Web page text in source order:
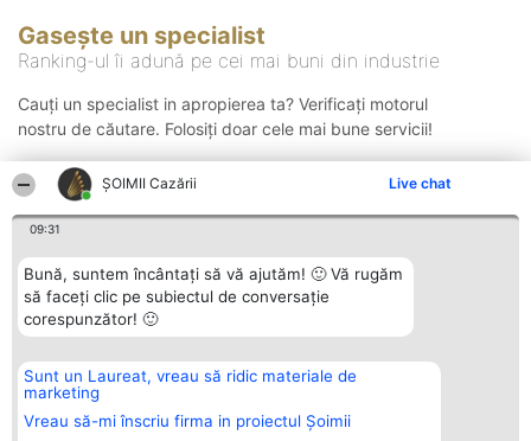
ȘOIMII Cazării Live chat
09:31
Bună, suntem încântați să vă ajutăm! 🙂 Vă rugăm
să faceți clic pe subiectul de conversație
corespunzător! 🙂
Sunt un Laureat, vreau să ridic materiale de
marketing
Vreau să-mi înscriu firma in proiectul Șoimii
Gasește un specialist
Ranking-ul îi adună pe cei mai buni din industrie
Cauți un specialist in apropierea ta? Verificați motorul
nostru de căutare. Folosiți doar cele mai bune servicii!
Organizator Ranking
BRIGHT SOLUTIONS BR SRL
Aleea Timisul De Sus 2 Bl. A30
Sc. A Et. 4 Ap. 13 Cod 061952
Plebiscyt
Lista Tuturor
Laureaților
Contact